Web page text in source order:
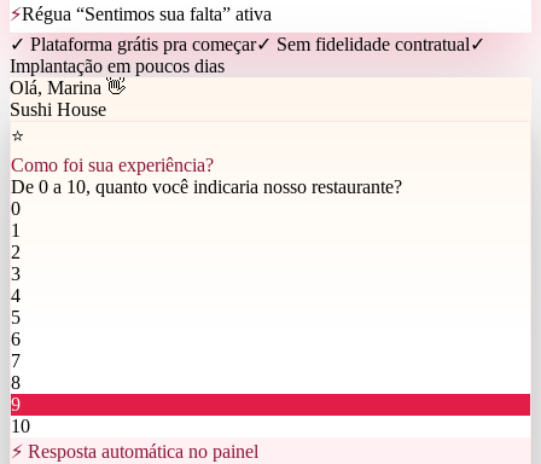
⚡Régua “Sentimos sua falta” ativa
✓ Plataforma grátis pra começar✓ Sem fidelidade contratual✓
Implantação em poucos dias
Olá, Marina 👋
Sushi House
⭐
Como foi sua experiência?
De 0 a 10, quanto você indicaria nosso restaurante?
0
1
2
3
4
5
6
7
8
9
10
⚡ Resposta automática no painel